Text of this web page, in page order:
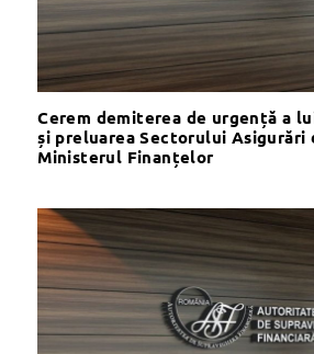
Cerem demiterea de urgență a
și preluarea Sectorului Asigurări
Ministerul Finanțelor